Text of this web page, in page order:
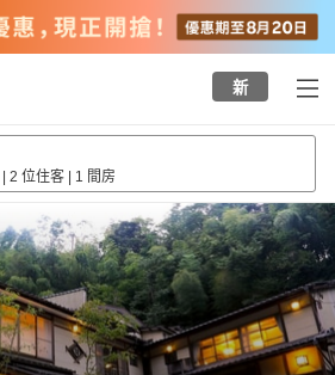
新
| 2 位住客 | 1 間房